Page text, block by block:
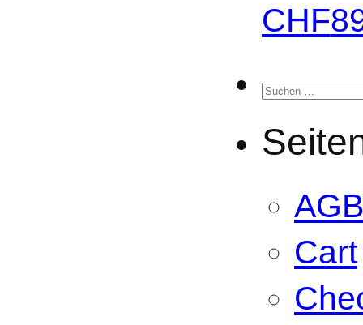
CHF
Suchen
AGB
Cart